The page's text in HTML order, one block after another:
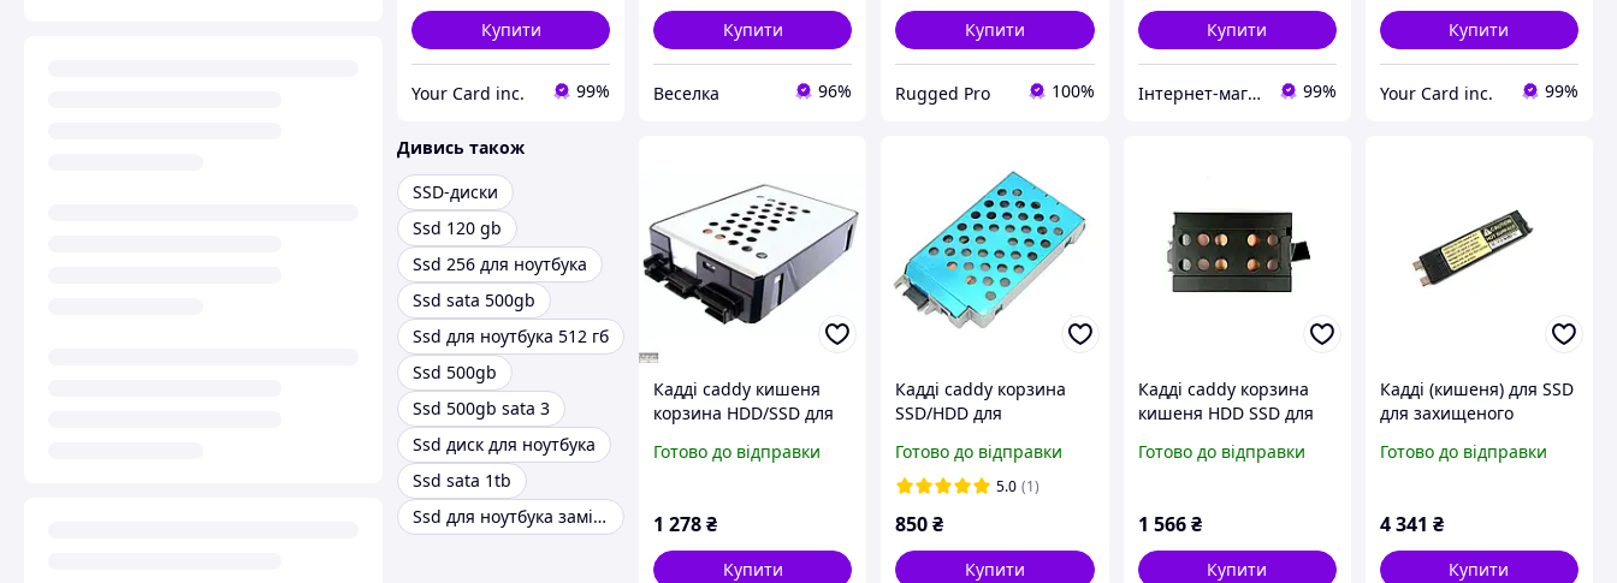
Купити
Your Card inc. 99%
Купити
Веселка 96%
Купити
Rugged Pro 100%
Купити
Інтернет-магазин "SmartPart" 99%
Купити
Your Card inc. 99%
Дивись також
SSD-диски
Ssd 120 gb
Ssd 256 для ноутбука
Ssd sata 500gb
Ssd для ноутбука 512 гб
Ssd 500gb
Ssd 500gb sata 3
Ssd диск для ноутбука
Ssd sata 1tb
Ssd для ноутбука замість дисковода
Кадді caddy кишеня
корзина HDD/SSD для
ToughBook CF-30 CF-31
Готово до відправки
1 278₴
Купити
Кадді caddy корзина
SSD/HDD для
Panasonic CF-C2
Готово до відправки
5.0 (1)
850₴
Купити
Кадді caddy корзина
кишеня HDD SSD для
Getac B300
Готово до відправки
1 566 ₴
Купити
Кадді (кишеня) для SSD
для захищеного
вживаний
Готово до відправки
4 341 ₴
Купити